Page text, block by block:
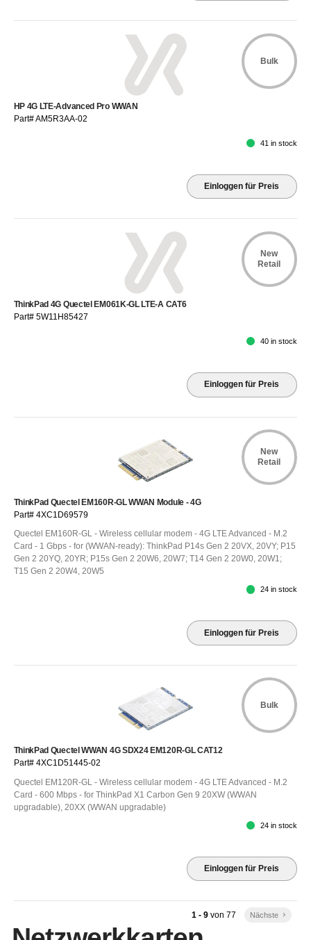
Bulk
HP 4G LTE-Advanced Pro WWAN
Part# AM5R3AA-02
41 in stock
Einloggen für Preis
New
Retail
ThinkPad 4G Quectel EM061K-GL LTE-A CAT6
Part# 5W11H85427
40 in stock
Einloggen für Preis
New
Retail
ThinkPad Quectel EM160R-GL WWAN Module - 4G
Part# 4XC1D69579
Quectel EM160R-GL - Wireless cellular modem - 4G LTE Advanced - M.2
Card - 1 Gbps - for (WWAN-ready): ThinkPad P14s Gen 2 20VX, 20VY; P15
Gen 2 20YQ, 20YR; P15s Gen 2 20W6, 20W7; T14 Gen 2 20W0, 20W1;
T15 Gen 2 20W4, 20W5
24 in stock
Einloggen für Preis
Bulk
ThinkPad Quectel WWAN 4G SDX24 EM120R-GL CAT12
Part# 4XC1D51445-02
Quectel EM120R-GL - Wireless cellular modem - 4G LTE Advanced - M.2
Card - 600 Mbps - for ThinkPad X1 Carbon Gen 9 20XW (WWAN
upgradable), 20XX (WWAN upgradable)
24 in stock
Einloggen für Preis
1 - 9von 77 Nächste keyboard_arrow_right